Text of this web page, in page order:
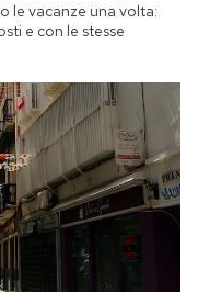
le vacanze una volta:
e con le stesse